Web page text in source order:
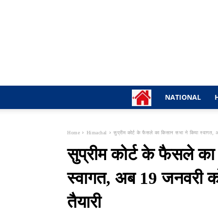
NATIONAL
Home Himachal सुप्रीम कोर्ट के फैसले का किसान सभा ने किया स्वागत,
सुप्रीम कोर्ट के फैसले का
स्वागत, अब 19 जनवरी
तैयारी